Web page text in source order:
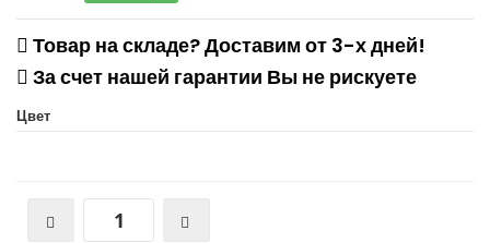
Товар на складе? Доставим от 3-х дней!
За счет нашей гарантии Вы не рискуете
Цвет